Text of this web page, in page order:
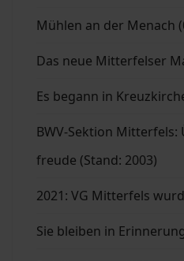
Mühlen an der Menach
Das neue Mitterfelser
Es begann in
BWV-Sektion Mitterfels:
freude (Stand: 2003)
2021: VG Mitterfels
Sie bleiben in